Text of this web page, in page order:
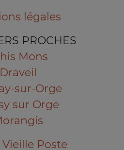
légales
PROCHES
Mons
Draveil
sur-Orge
sur Orge
Vieille Poste